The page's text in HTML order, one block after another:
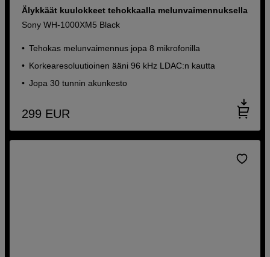
Älykkäät kuulokkeet tehokkaalla melunvaimennuksella
Sony WH-1000XM5 Black
Tehokas melunvaimennus jopa 8 mikrofonilla
Korkearesoluutioinen ääni 96 kHz LDAC:n kautta
Jopa 30 tunnin akunkesto
299 EUR